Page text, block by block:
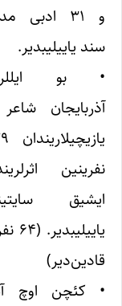
و ۳۱ ادبی
سند یاییلیبدیر.
• بو
آذربایجان
نفرینین
ایشیق
قادین‌دیر)
• کئچن اوچ